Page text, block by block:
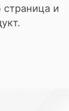
страница и